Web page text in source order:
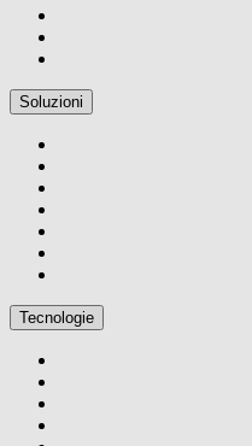
Soluzioni
Tecnologie